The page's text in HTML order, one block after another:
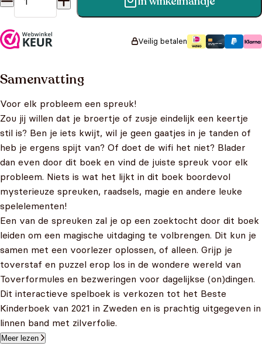
Toverformules en bezweringen voor dagelijkse (on)dingen
Veilig betalen
Samenvatting
Voor elk probleem een spreuk!
Zou jij willen dat je broertje of zusje eindelijk een keertje
stil is? Ben je iets kwijt, wil je geen gaatjes in je tanden of
heb je ergens spijt van? Of doet de wifi het niet? Blader
dan even door dit boek en vind de juiste spreuk voor elk
probleem. Niets is wat het lijkt in dit boek boordevol
mysterieuze spreuken, raadsels, magie en andere leuke
spelelementen!
Een van de spreuken zal je op een zoektocht door dit boek
leiden om een magische uitdaging te volbrengen. Dit kun je
samen met een voorlezer oplossen, of alleen. Grijp je
toverstaf en puzzel erop los in de wondere wereld van
Toverformules en bezweringen voor dagelijkse (on)dingen.
Dit interactieve spelboek is verkozen tot het Beste
Kinderboek van 2021 in Zweden en is prachtig uitgegeven in
linnen band met zilverfolie.
Meer lezen